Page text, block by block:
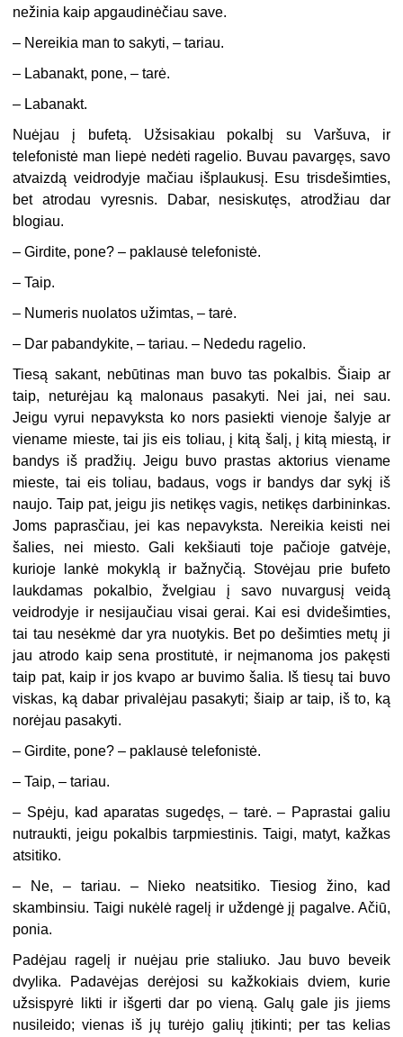
nežinia kaip apgaudinėčiau save.
– Nereikia man to sakyti, – tariau.
– Labanakt, pone, – tarė.
– Labanakt.
Nuėjau į bufetą. Užsisakiau pokalbį su Varšuva, ir
telefonistė man liepė nedėti ragelio. Buvau pavargęs, savo
atvaizdą veidrodyje mačiau išplaukusį. Esu trisdešimties,
bet atrodau vyresnis. Dabar, nesiskutęs, atrodžiau dar
blogiau.
– Girdite, pone? – paklausė telefonistė.
– Taip.
– Numeris nuolatos užimtas, – tarė.
– Dar pabandykite, – tariau. – Nededu ragelio.
Tiesą sakant, nebūtinas man buvo tas pokalbis. Šiaip ar
taip, neturėjau ką malonaus pasakyti. Nei jai, nei sau.
Jeigu vyrui nepavyksta ko nors pasiekti vienoje šalyje ar
viename mieste, tai jis eis toliau, į kitą šalį, į kitą miestą, ir
bandys iš pradžių. Jeigu buvo prastas aktorius viename
mieste, tai eis toliau, badaus, vogs ir bandys dar sykį iš
naujo. Taip pat, jeigu jis netikęs vagis, netikęs darbininkas.
Joms paprasčiau, jei kas nepavyksta. Nereikia keisti nei
šalies, nei miesto. Gali kekšiauti toje pačioje gatvėje,
kurioje lankė mokyklą ir bažnyčią. Stovėjau prie bufeto
laukdamas pokalbio, žvelgiau į savo nuvargusį veidą
veidrodyje ir nesijaučiau visai gerai. Kai esi dvidešimties,
tai tau nesėkmė dar yra nuotykis. Bet po dešimties metų ji
jau atrodo kaip sena prostitutė, ir neįmanoma jos pakęsti
taip pat, kaip ir jos kvapo ar buvimo šalia. Iš tiesų tai buvo
viskas, ką dabar privalėjau pasakyti; šiaip ar taip, iš to, ką
norėjau pasakyti.
– Girdite, pone? – paklausė telefonistė.
– Taip, – tariau.
– Spėju, kad aparatas sugedęs, – tarė. – Paprastai galiu
nutraukti, jeigu pokalbis tarpmiestinis. Taigi, matyt, kažkas
atsitiko.
– Ne, – tariau. – Nieko neatsitiko. Tiesiog žino, kad
skambinsiu. Taigi nukėlė ragelį ir uždengė jį pagalve. Ačiū,
ponia.
Padėjau ragelį ir nuėjau prie staliuko. Jau buvo beveik
dvylika. Padavėjas derėjosi su kažkokiais dviem, kurie
užsispyrė likti ir išgerti dar po vieną. Galų gale jis jiems
nusileido; vienas iš jų turėjo galių įtikinti; per tas kelias